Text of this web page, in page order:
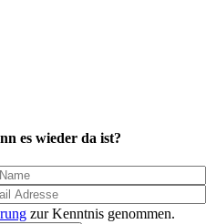
es wieder da ist?
zur Kenntnis genommen.